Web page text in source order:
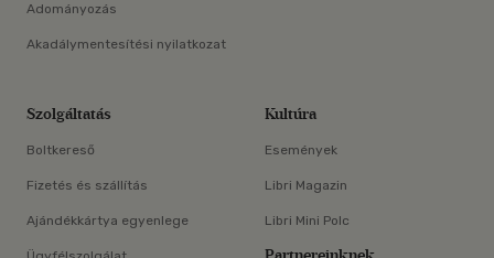
Adományozás
Akadálymentesítési nyilatkozat
Szolgáltatás
Boltkereső
Fizetés és szállítás
Ajándékkártya egyenlege
Kultúra
Események
Libri Magazin
Libri Mini Polc